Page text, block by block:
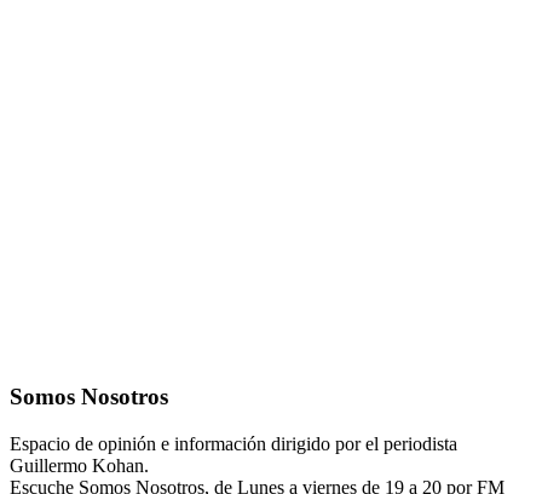
Somos Nosotros
Espacio de opinión e información dirigido por el periodista
Guillermo Kohan.
Escuche Somos Nosotros, de Lunes a viernes de 19 a 20 por FM